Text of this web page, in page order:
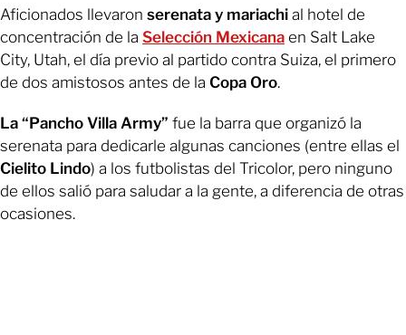
Aficionados llevaron serenata y mariachi al hotel de
concentración de la Selección Mexicana en Salt Lake
City, Utah, el día previo al partido contra Suiza, el primero
de dos amistosos antes de la Copa Oro.
La “Pancho Villa Army” fue la barra que organizó la
serenata para dedicarle algunas canciones (entre ellas el
Cielito Lindo) a los futbolistas del Tricolor, pero ninguno
de ellos salió para saludar a la gente, a diferencia de otras
ocasiones.